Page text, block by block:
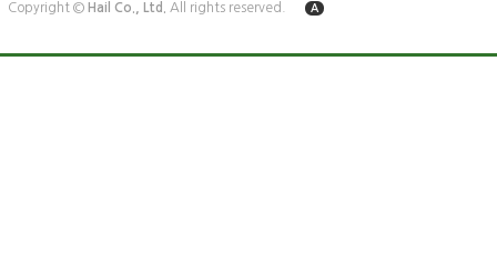
Copyright © Hail Co., Ltd. All rights reserved. A